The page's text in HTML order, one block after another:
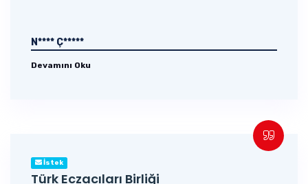
N**** Ç*****
Devamını Oku
İstek
Türk Eczacıları Birliği